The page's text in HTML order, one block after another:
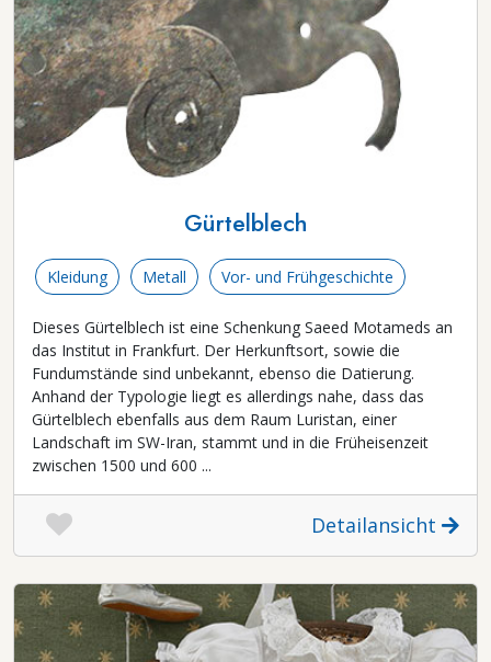
Gürtelblech
Kleidung Metall Vor- und Frühgeschichte
Dieses Gürtelblech ist eine Schenkung Saeed Motameds an
das Institut in Frankfurt. Der Herkunftsort, sowie die
Fundumstände sind unbekannt, ebenso die Datierung.
Anhand der Typologie liegt es allerdings nahe, dass das
Gürtelblech ebenfalls aus dem Raum Luristan, einer
Landschaft im SW-Iran, stammt und in die Früheisenzeit
zwischen 1500 und 600 ...
Detailansicht